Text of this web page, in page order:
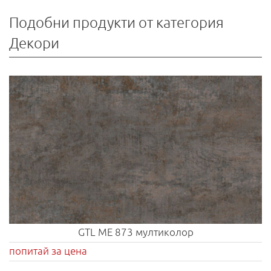
Подобни продукти от категория
Декори
GTL ME 873 мултиколор
попитай за цена